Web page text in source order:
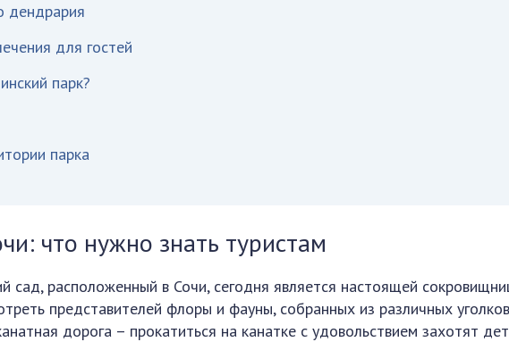
дендрария
для гостей
парк?
парка
что нужно знать туристам
сад, расположенный в Сочи, сегодня является настоящей
представителей флоры и фауны, собранных из различных
дорога – прокатиться на канатке с удовольствием захотят